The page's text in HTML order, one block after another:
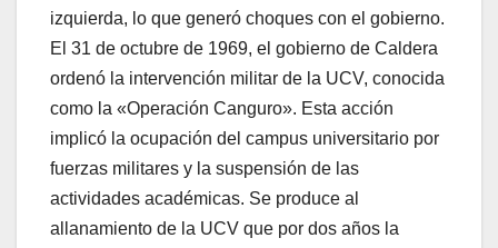
izquierda, lo que generó choques con el gobierno.
El 31 de octubre de 1969, el gobierno de Caldera
ordenó la intervención militar de la UCV, conocida
como la «Operación Canguro». Esta acción
implicó la ocupación del campus universitario por
fuerzas militares y la suspensión de las
actividades académicas. Se produce al
allanamiento de la UCV que por dos años la